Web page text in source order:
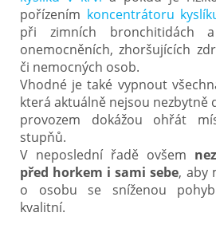
pořízením koncentrátoru
při zimních bronchitidách
onemocněních, zhoršujících
či nemocných osob.
Vhodné je také vypnout
která aktuálně nejsou nezbytně
provozem dokážou ohřát
stupňů.
V neposlední řadě ovšem
před horkem i sami sebe, aby
o osobu se sníženou
kvalitní.